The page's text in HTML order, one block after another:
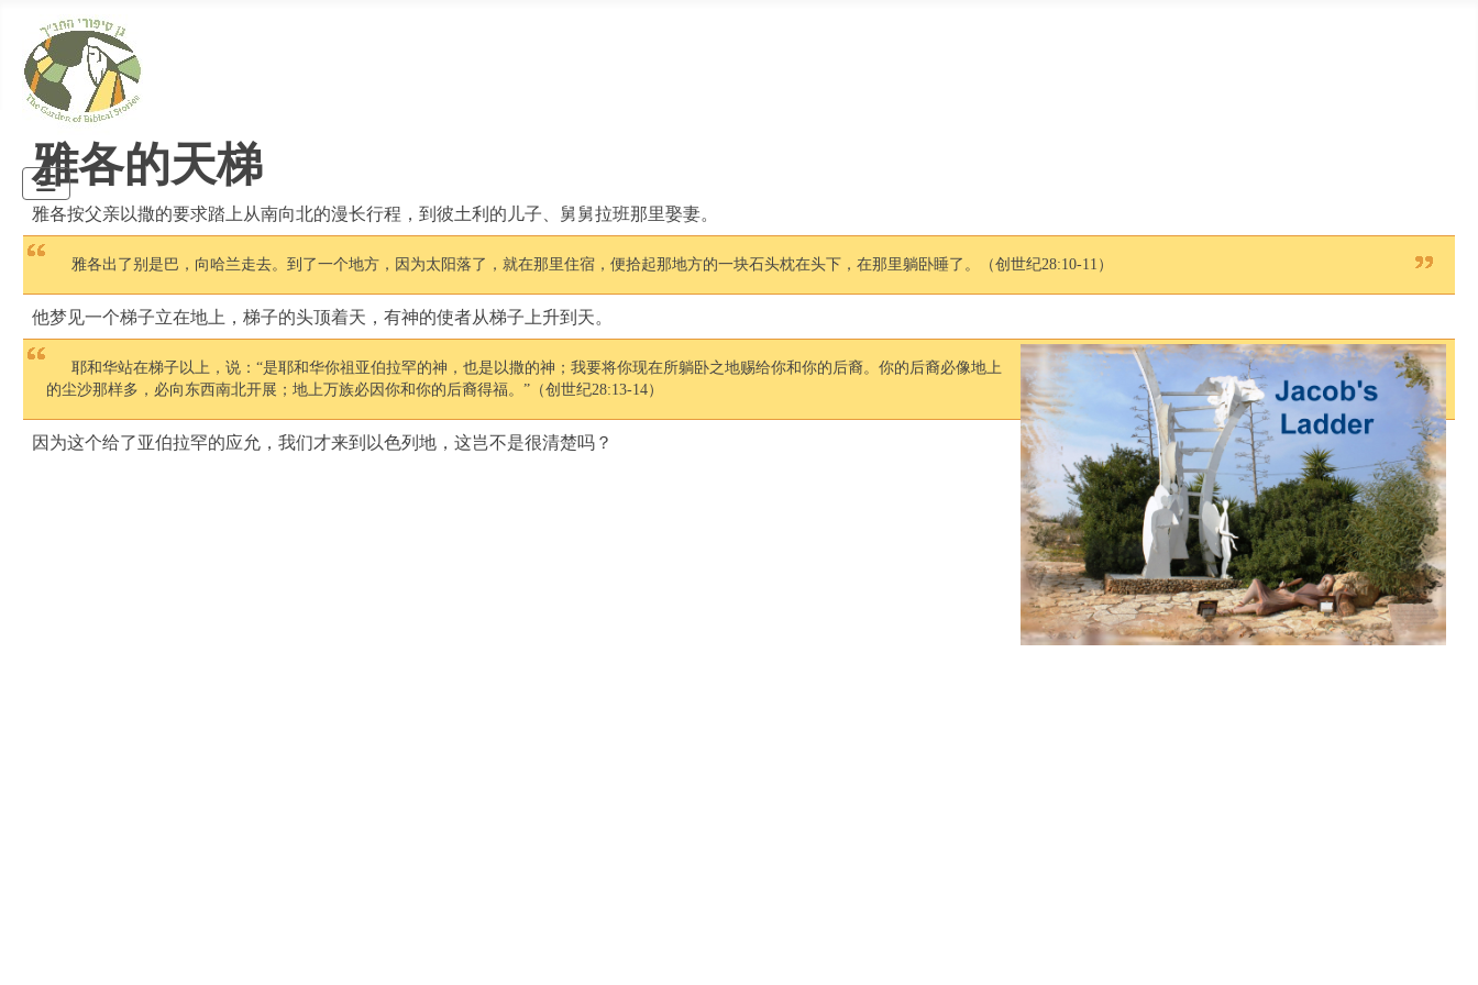
雅各的天梯
雅各按父亲以撒的要求踏上从南向北的漫长行程，到彼土利的儿子、舅舅拉班那里娶妻。
雅各出了别是巴，向哈兰走去。到了一个地方，因为太阳落了，就在那里住宿，便拾起那地方的一块石头枕在头下，在那里躺卧睡了。（创世纪28:10-11）
他梦见一个梯子立在地上，梯子的头顶着天，有神的使者从梯子上升到天。
耶和华站在梯子以上，说：“是耶和华你祖亚伯拉罕的神，也是以撒的神；我要将你现在所躺卧之地赐给你和你的后裔。你的后裔必像地上
的尘沙那样多，必向东西南北开展；地上万族必因你和你的后裔得福。”（创世纪28:13-14）
因为这个给了亚伯拉罕的应允，我们才来到以色列地，这岂不是很清楚吗？